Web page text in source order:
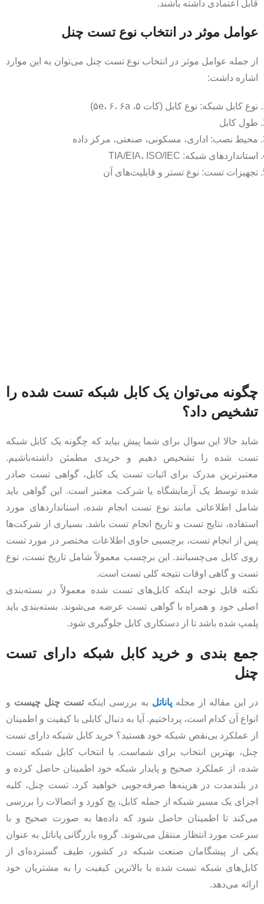
قابل اعتمادی داشته باشند.
عوامل موثر در انتخاب نوع تست چنل
از جمله عوامل موثر در انتخاب نوع تست چنل می‌توان به این موارد
اشاره داشت:
نوع کابل شبکه: نوع کابل (کات ۵، ۵e، ۶، ۶a)
طول کابل
محیط نصب: اداری، مسکونی، صنعتی، مرکز داده
استانداردهای شبکه: TIA/EIA، ISO/IEC
تجهیزات تست: نوع تستر و قابلیت‌های آن
چگونه می‌توان یک کابل شبکه تست شده را
تشخیص داد؟
شاید حالا این سوال برای شما پیش بیاید که چگونه یک کابل شبکه
تست شده را تشخیص دهیم و خریدی مطمئن داشته‌‌باشیم.
معتبرترین مدرک برای اثبات تست یک کابل، گواهی تست صادر
شده توسط یک آزمایشگاه یا شرکت معتبر است. این گواهی باید
شامل اطلاعاتی مانند نوع تست انجام شده، استانداردهای مورد
استفاده، نتایج تست و تاریخ انجام تست باشد. بسیاری از شرکت‌ها
پس از انجام تست، برچسبی حاوی اطلاعات مختصر در مورد تست
روی کابل می‌چسبانند. این برچسب معمولاً شامل تاریخ تست، نوع
تست و گاهی اوقات نتیجه کلی تست است.
نکته قابل توجه اینکه کابل‌های تست شده معمولاً در بسته‌بندی
اصلی خود و همراه با گواهی تست عرضه می‌شوند. بسته‌بندی باید
پلمپ شده باشد تا از دستکاری کابل جلوگیری شود.
جمع بندی و خرید کابل شبکه دارای تست
چنل
در این مقاله از مجلهپاناتل به بررسی اینکهتست چنل چیست و
انواع آن کدام است، پرداختیم. آیا به دنبال کابلی با کیفیت و اطمینان
از عملکرد بی‌نقص شبکه خود هستید؟ خرید کابل شبکه دارای تست
چنل، بهترین انتخاب برای شماست. با انتخاب کابل شبکه تست
شده، از عملکرد صحیح و پایدار شبکه خود اطمینان حاصل کرده و
در بلندمدت در هزینه‌ها صرفه‌جویی خواهید کرد. تست چنل، کلیه
اجزای یک مسیر شبکه از جمله کابل، پچ کورد و اتصالات را بررسی
می‌کند تا اطمینان حاصل شود که داده‌ها به صورت صحیح و با
سرعت مورد انتظار منتقل می‌شوند. گروه بازرگانی پاناتل به عنوان
یکی از پیشگامان صنعت شبکه در کشور، طیف گسترده‌ای از
کابل‌های شبکه تست شده با بالاترین کیفیت را به مشتریان خود
ارائه می‌دهد.